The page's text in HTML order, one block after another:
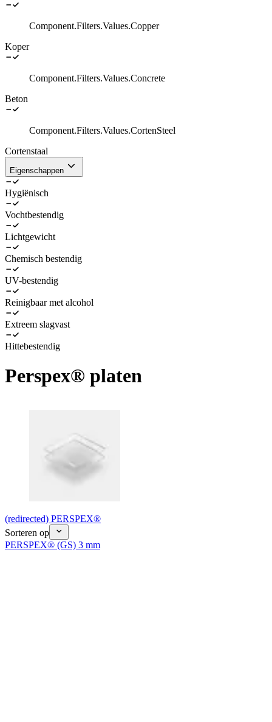
Component.Filters.Values.Copper
Koper
Component.Filters.Values.Concrete
Beton
Component.Filters.Values.CortenSteel
Cortenstaal
Eigenschappen
Hygiënisch
Vochtbestendig
Lichtgewicht
Chemisch bestendig
UV-bestendig
Reinigbaar met alcohol
Extreem slagvast
Hittebestendig
Perspex® platen
(redirected) PERSPEX®
Sorteren op
PERSPEX® (GS) 3 mm